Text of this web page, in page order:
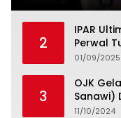
2
IPAR
Perwal
5 Hari
01/09/2025
3
OJK
Sanawi)
11/10/2024